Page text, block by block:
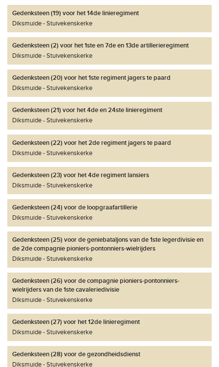
Gedenksteen (19) voor het 14de linieregiment
Diksmuide
Stuivekenskerke
Gedenksteen (2) voor het 1ste en 7de en 13de artillerieregiment
Diksmuide
Stuivekenskerke
Gedenksteen (20) voor het 1ste regiment jagers te paard
Diksmuide
Stuivekenskerke
Gedenksteen (21) voor het 4de en 24ste linieregiment
Diksmuide
Stuivekenskerke
Gedenksteen (22) voor het 2de regiment jagers te paard
Diksmuide
Stuivekenskerke
Gedenksteen (23) voor het 4de regiment lansiers
Diksmuide
Stuivekenskerke
Gedenksteen (24) voor de loopgraafartillerie
Diksmuide
Stuivekenskerke
Gedenksteen (25) voor de geniebataljons van de 1ste legerdivisie en
de 2de compagnie pioniers-pontonniers-wielrijders
Diksmuide
Stuivekenskerke
Gedenksteen (26) voor de compagnie pioniers-pontonniers-
wielrijders van de 1ste cavaleriedivisie
Diksmuide
Stuivekenskerke
Gedenksteen (27) voor het 12de linieregiment
Diksmuide
Stuivekenskerke
Gedenksteen (28) voor de gezondheidsdienst
Diksmuide
Stuivekenskerke